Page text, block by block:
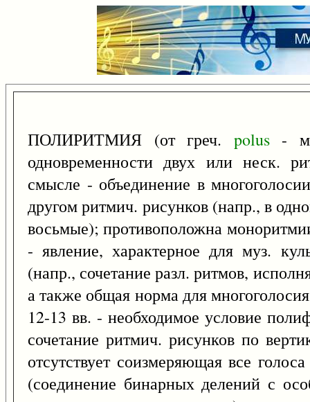
ПОЛИРИТМИЯ (от греч. polus-
одновременности двух или неск.
смысле - объединение в
другом ритмич. рисунков (напр., в
восьмые); противоположна
- явление, характерное для муз.
(напр., сочетание разл. ритмов,
а также общая норма для
12-13 вв. - необходимое условие
сочетание ритмич. рисунков по
отсутствует соизмеряющая все
(соединение бинарных делений с